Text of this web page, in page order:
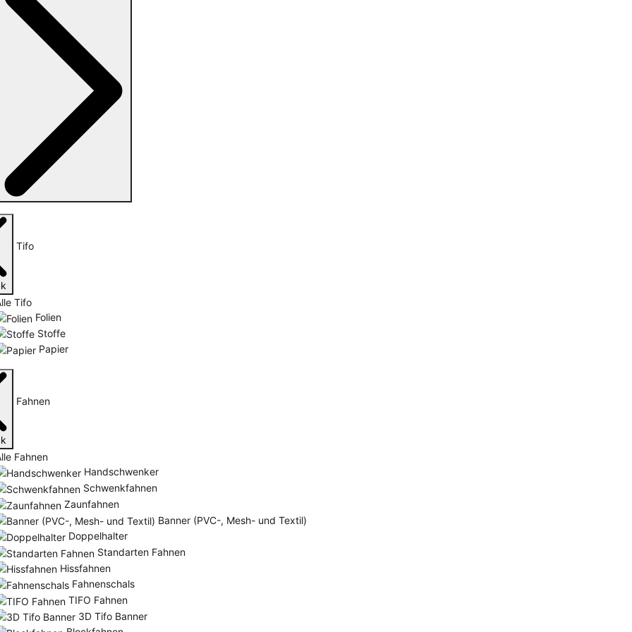
Tifo
Tifo
Folien
Stoffe
Papier
Fahnen
Fahnen
Handschwenker
Schwenkfahnen
Zaunfahnen
Banner (PVC-, Mesh- und Textil)
Doppelhalter
Standarten Fahnen
Hissfahnen
Fahnenschals
TIFO Fahnen
3D Tifo Banner